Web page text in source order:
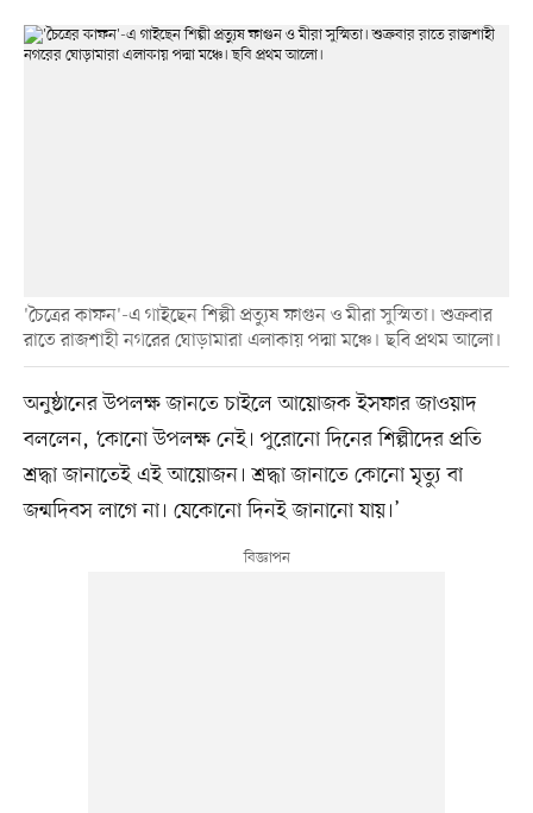
'চৈত্রের কাফন'-এ গাইছেন শিল্পী প্রত্যুষ ফাগুন ও মীরা সুস্মিতা। শুক্রবার
রাতে রাজশাহী নগরের ঘোড়ামারা এলাকায় পদ্মা মঞ্চে। ছবি প্রথম আলো।
অনুষ্ঠানের উপলক্ষ জানতে চাইলে আয়োজক ইসফার জাওয়াদ
বললেন, ‘কোনো উপলক্ষ নেই। পুরোনো দিনের শিল্পীদের প্রতি
শ্রদ্ধা জানাতেই এই আয়োজন। শ্রদ্ধা জানাতে কোনো মৃত্যু বা
জন্মদিবস লাগে না। যেকোনো দিনই জানানো যায়।’